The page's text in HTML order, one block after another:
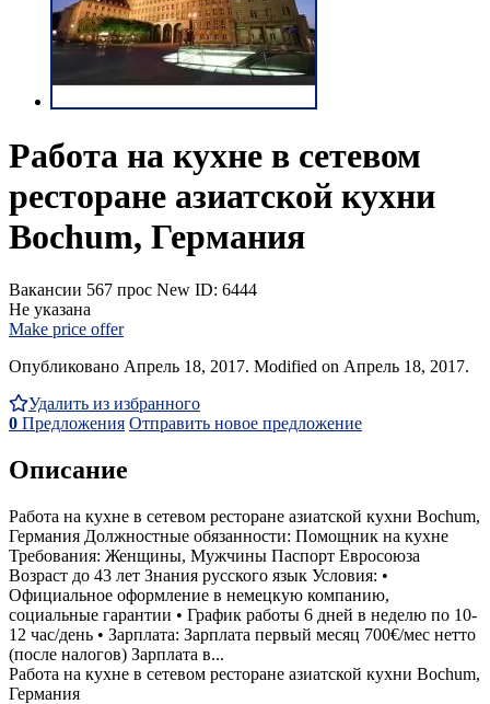
Работа на кухне в сетевом
ресторане азиатской кухни
Bochum, Германия
Вакансии 567 прос New ID: 6444
Не указана
Make price offer
Опубликовано Апрель 18, 2017. Modified on Апрель 18, 2017.
Удалить из избранного
0 Предложения Отправить новое предложение
Описание
Работа на кухне в сетевом ресторане азиатской кухни Bochum,
Германия Должностные обязанности: Помощник на кухне
Требования: Женщины, Мужчины Паспорт Евросоюза
Возраст до 43 лет Знания русского язык Условия: •
Официальное оформление в немецкую компанию,
социальные гарантии • График работы 6 дней в неделю по 10-
12 час/день • Зарплата: Зарплата первый месяц 700€/мес нетто
(после налогов) Зарплата в...
Работа на кухне в сетевом ресторане азиатской кухни Bochum,
Германия